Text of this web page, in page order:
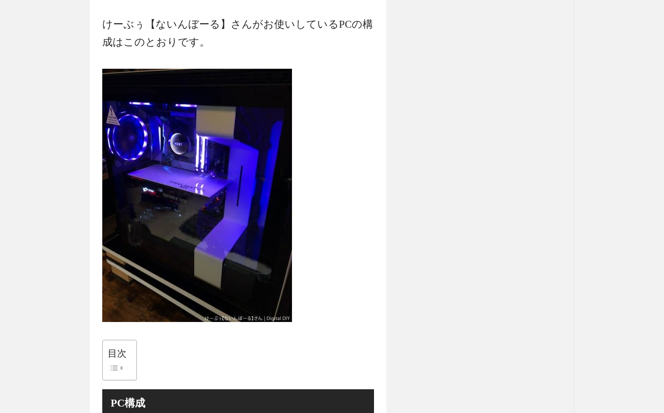
けーぶぅ【ないんぼーる】さんがお使いしているPCの構
成はこのとおりです。
目次
PC構成